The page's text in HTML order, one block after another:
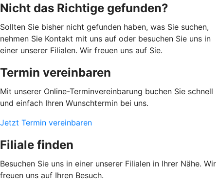
Nicht das Richtige gefunden?
Sollten Sie bisher nicht gefunden haben, was Sie suchen,
nehmen Sie Kontakt mit uns auf oder besuchen Sie uns in
einer unserer Filialen. Wir freuen uns auf Sie.
Termin vereinbaren
Mit unserer Online-Terminvereinbarung buchen Sie schnell
und einfach Ihren Wunschtermin bei uns.
Jetzt Termin vereinbaren
Filiale finden
Besuchen Sie uns in einer unserer Filialen in Ihrer Nähe. Wir
freuen uns auf Ihren Besuch.